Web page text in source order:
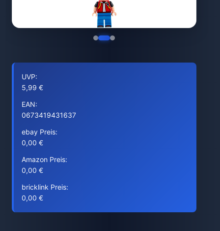
UVP:
5,99 €
EAN:
0673419431637
ebay Preis:
0,00 €
Amazon Preis:
0,00 €
bricklink Preis:
0,00 €